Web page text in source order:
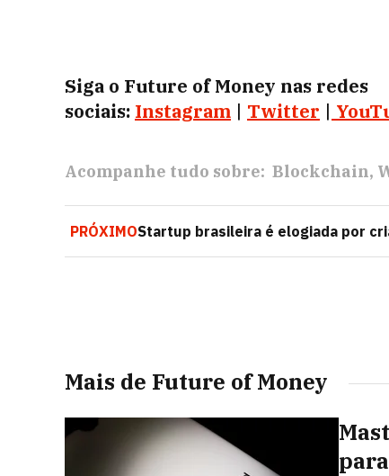
Siga o Future of Money nas redes
sociais: Instagram | Twitter |
Acompanhe tudo sobre: Blockchain
PRÓXIMOStartup brasileira é elogiada por
Mais de Future of Money